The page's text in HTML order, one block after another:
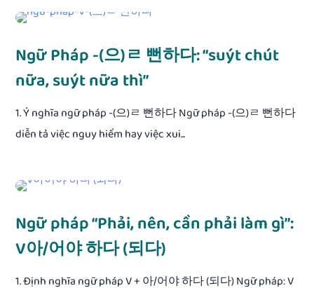
Ngữ Pháp -(으)ㄹ 뻔하다: “suýt chút
nữa, suýt nữa thì”
1. Ý nghĩa ngữ pháp -(으)ㄹ 뻔하다 Ngữ pháp -(으)ㄹ 뻔하다
diễn tả việc nguy hiểm hay việc xui...
Ngữ pháp “Phải, nên, cần phải làm gì”:
V아/어야 하다 (되다)
1. Định nghĩa ngữ pháp V + 아/어야 하다 (되다) Ngữ pháp: V